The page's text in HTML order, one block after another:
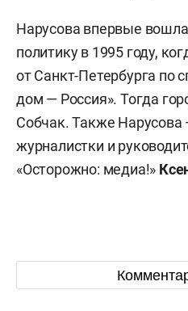
Нарусова впервые
политику в 1995 году,
от Санкт-Петербурга по
дом — Россия». Тогда
Собчак. Также Нарусова
журналистки и
«Осторожно: медиа!»